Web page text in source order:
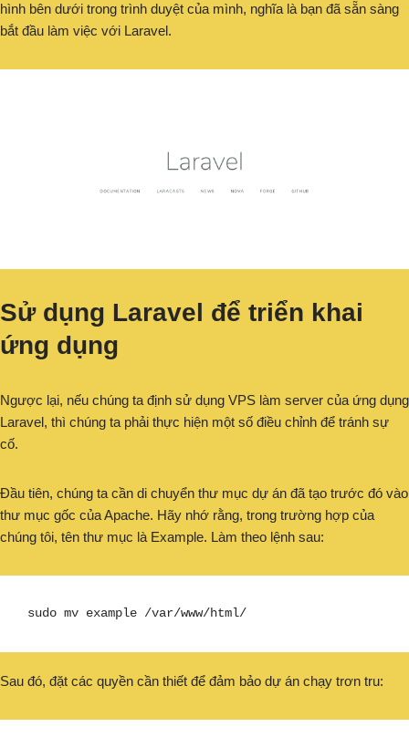
hình bên dưới trong trình duyệt của mình, nghĩa là bạn đã sẵn sàng
bắt đầu làm việc với Laravel.
Sử dụng Laravel để triển khai
ứng dụng
Ngược lại, nếu chúng ta định sử dụng VPS làm server của ứng dụng
Laravel, thì chúng ta phải thực hiện một số điều chỉnh để tránh sự
cố.
Đầu tiên, chúng ta cần di chuyển thư mục dự án đã tạo trước đó vào
thư mục gốc của Apache. Hãy nhớ rằng, trong trường hợp của
chúng tôi, tên thư mục là Example. Làm theo lệnh sau:
sudo mv example /var/www/html/
Sau đó, đặt các quyền cần thiết để đảm bảo dự án chạy trơn tru: